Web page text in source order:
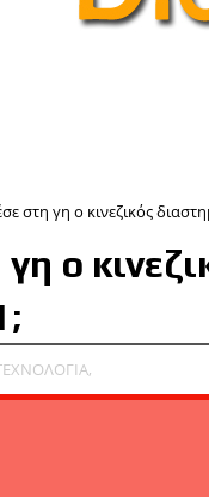
στη γη ο κινεζικός
ο